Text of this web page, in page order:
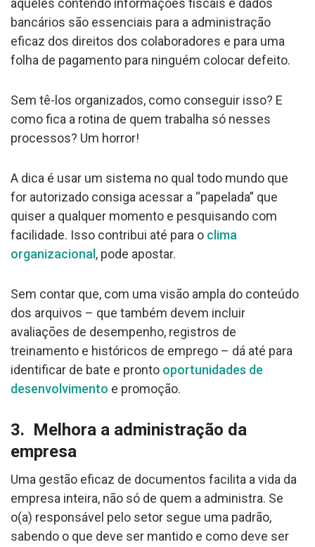
aqueles contendo informações fiscais e dados
bancários são essenciais para a administração
eficaz dos direitos dos colaboradores e para uma
folha de pagamento para ninguém colocar defeito.
Sem tê-los organizados, como conseguir isso? E
como fica a rotina de quem trabalha só nesses
processos? Um horror!
A dica é usar um sistema no qual todo mundo que
for autorizado consiga acessar a “papelada” que
quiser a qualquer momento e pesquisando com
facilidade. Isso contribui até para o clima
organizacional, pode apostar.
Sem contar que, com uma visão ampla do conteúdo
dos arquivos – que também devem incluir
avaliações de desempenho, registros de
treinamento e históricos de emprego – dá até para
identificar de bate e pronto oportunidades de
desenvolvimento e promoção.
3. Melhora a administração da
empresa
Uma gestão eficaz de documentos facilita a vida da
empresa inteira, não só de quem a administra. Se
o(a) responsável pelo setor segue uma padrão,
sabendo o que deve ser mantido e como deve ser